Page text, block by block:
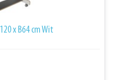
x B64 cm Wit